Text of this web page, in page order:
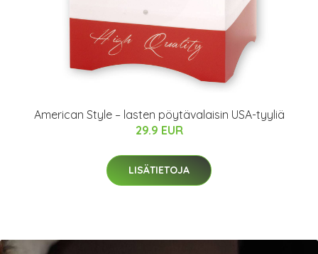
American Style – lasten pöytävalaisin USA-tyyliä
29.9 EUR
LISÄTIETOJA